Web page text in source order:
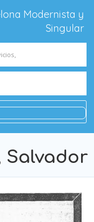
Modernista y
Singular
Salvador